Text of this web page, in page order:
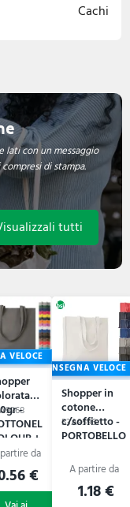
Cachi
lati con un messaggio
di stampa.
tutti
VELOCE
-
+
€
CONSEGNA VELOCE
Shopper in
cotone
c/soffietto -
PORTOBELLO
53A9596
1.18 €